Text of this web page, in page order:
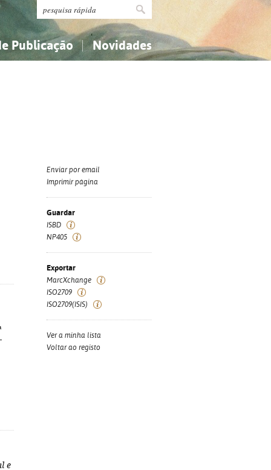
Publicação Novidades
e
Enviar por email
Imprimir página
Guardar
ISBD
NP405
Exportar
MarcXchange
ISO2709
ISO2709(ISIS)
Ver a minha lista
Voltar ao registo